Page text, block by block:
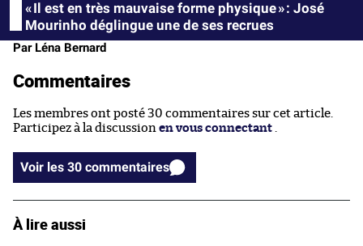
« Il est en très mauvaise forme physique » : José
Mourinho déglingue une de ses recrues
Par Léna Bernard
Commentaires
Les membres ont posté 30 commentaires sur cet article.
Participez à la discussion en vous connectant
Voir les 30 commentaires
À lire aussi